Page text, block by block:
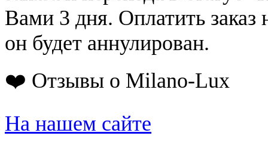
Вами 3 дня. Оплатить заказ
он будет аннулирован.
❤️ Отзывы о Milano-Lux
На нашем сайте